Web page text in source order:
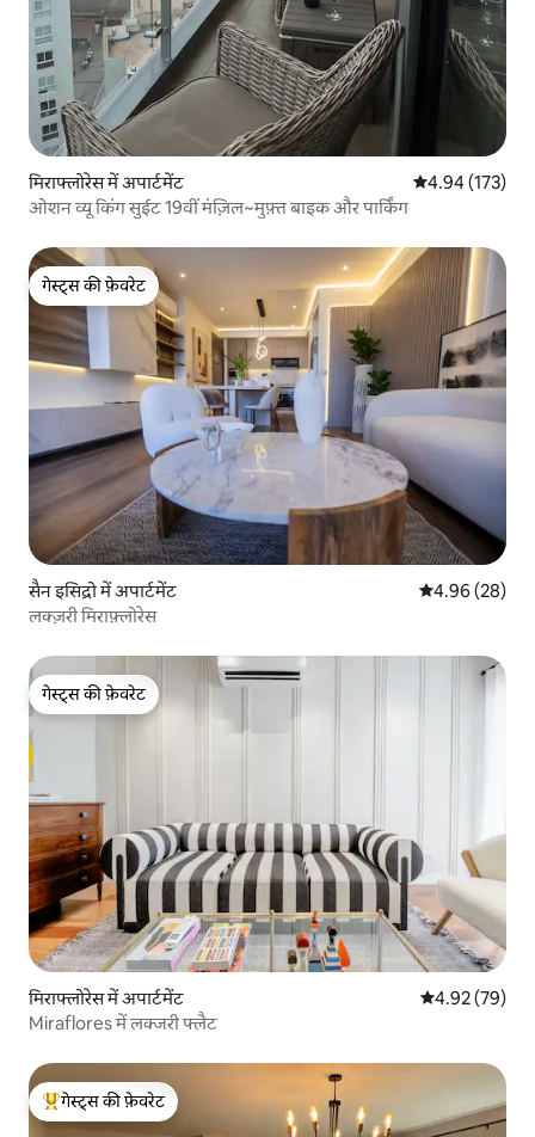
मिराफ्लोरेस में अपार्टमेंट औसत रेटिंग 5 में से
4.94 (173)
ओशन व्यू किंग सुईट 19वीं मंज़िल~मुफ़्त बाइक और पार्किंग
गेस्ट्स की फ़ेवरेट
गेस्ट्स की फ़ेवरेट
सैन इसिद्रो में अपार्टमेंट औसत रेटिंग 5 में
4.96 (28)
लक्ज़री मिराफ़्लोरेस
गेस्ट्स की फ़ेवरेट
गेस्ट्स की फ़ेवरेट
मिराफ्लोरेस में अपार्टमेंट औसत रेटिंग 5 में
4.92 (79)
Miraflores में लक्जरी फ्लैट
गेस्ट्स का टॉप फ़ेवरेट
गेस्ट्स की फ़ेवरेट